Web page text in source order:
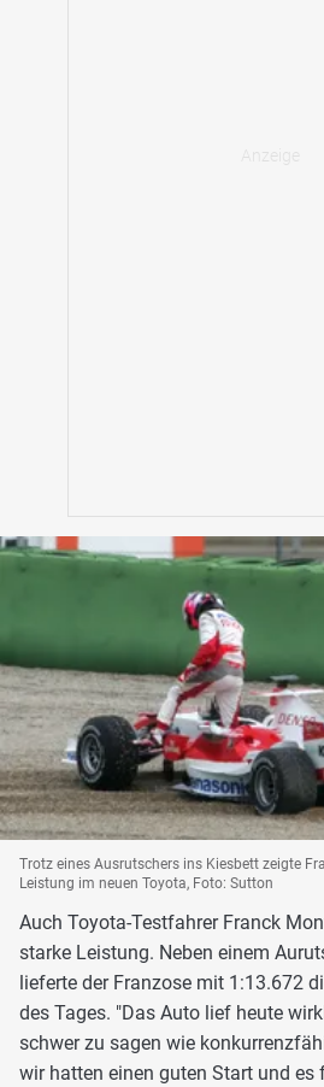
Trotz eines Ausrutschers ins Kiesbett zeigte
Leistung im neuen Toyota, Foto: Sutton
Auch Toyota-Testfahrer Franck
starke Leistung. Neben einem
lieferte der Franzose mit 1:13.672
des Tages. "Das Auto lief heute
schwer zu sagen wie
wir hatten einen guten Start und